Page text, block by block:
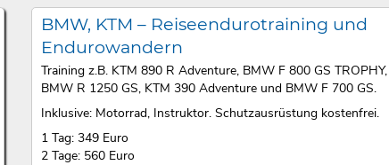
BMW, KTM – Reiseendurotraining und
Endurowandern
Training z.B. KTM 890 R Adventure, BMW F 800 GS TROPHY,
BMW R 1250 GS, KTM 390 Adventure und BMW F 700 GS.
Inklusive: Motorrad, Instruktor. Schutzausrüstung kostenfrei.
1 Tag: 349 Euro
2 Tage: 560 Euro